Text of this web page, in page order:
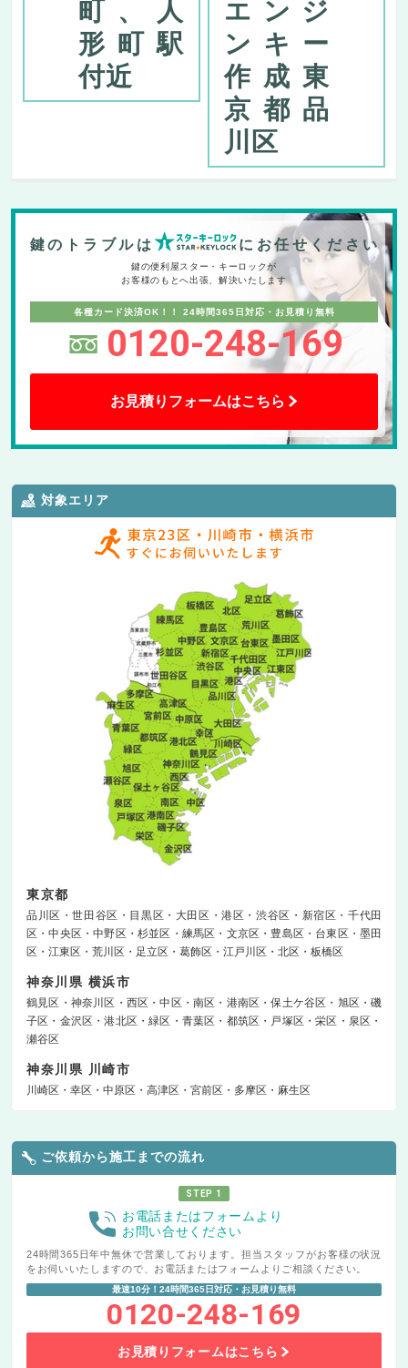
町、人
形町駅
付近
エンジ
ンキー
作成東
京都品
川区
鍵のトラブルは にお任せください
鍵の便利屋スター・キーロックが
お客様のもとへ出張、解決いたします
各種カード決済OK！！ 24時間365日対応・お見積り無料
0120-248-169
お見積りフォームはこちら
対象エリア
東京都
品川区 世田谷区 目黒区 大田区 港区 渋谷区 新宿区
千代田
区
中央区 中野区 杉並区 練馬区 文京区 豊島区 台東区
墨田
区
江東区 荒川区 足立区 葛飾区 江戸川区 北区 板橋区
神奈川県 横浜市
鶴見区 神奈川区 西区 中区 南区 港南区 保土ケ谷区 旭区
磯
子区
金沢区 港北区 緑区 青葉区 都筑区 戸塚区 栄区
泉区
瀬谷区
神奈川県 川崎市
川崎区 幸区 中原区 高津区 宮前区 多摩区 麻生区
ご依頼から施工までの流れ
STEP 1
お電話またはフォームより
お問い合せください
24時間365日年中無休で営業しております。担当スタッフがお客様の状況
をお伺いいたしますので、お電話またはフォームよりご相談ください。
最速10分！24時間365日対応・お見積り無料
0120-248-169
お見積りフォームはこちら